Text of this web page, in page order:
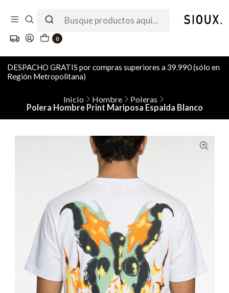
0
DESPACHO GRATIS por compras superiores a 39.990 (sólo en
Región Metropolitana)
Inicio Hombre
Poleras
Polera Hombre Print Mariposa Espalda Blanco